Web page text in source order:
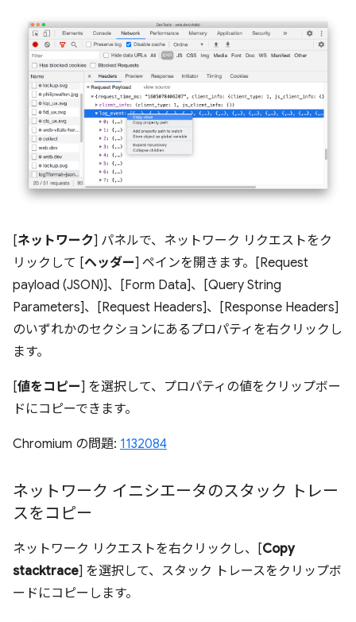
[ネットワーク] パネルで、ネットワーク リクエストをク
リックして [ヘッダー] ペインを開きます。[Request
payload (JSON)]、[Form Data]、[Query String
Parameters]、[Request Headers]、[Response Headers]
のいずれかのセクションにあるプロパティを右クリックし
ます。
[値をコピー] を選択して、プロパティの値をクリップボー
ドにコピーできます。
Chromium の問題: 1132084
ネットワーク イニシエータのスタック トレー
スをコピー
ネットワーク リクエストを右クリックし、[Copy
stacktrace] を選択して、スタック トレースをクリップボ
ードにコピーします。